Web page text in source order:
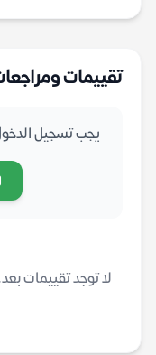
تقييمات
يجب تسجيل
لا توجد تقييمات